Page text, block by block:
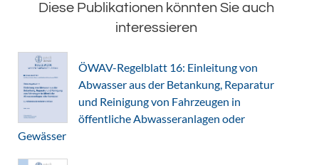
Diese Publikationen könnten Sie auch
interessieren
ÖWAV-Regelblatt 16: Einleitung von
Abwasser aus der Betankung, Reparatur
und Reinigung von Fahrzeugen in
öffentliche Abwasseranlagen oder
Gewässer